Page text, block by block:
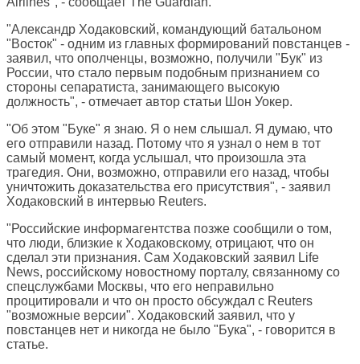
"Александр Ходаковский, командующий батальоном
"Восток" - одним из главных формирований повстанцев -
заявил, что ополченцы, возможно, получили "Бук" из
России, что стало первым подобным признанием со
стороны сепаратиста, занимающего высокую
должность", - отмечает автор статьи Шон Уокер.
"Об этом "Буке" я знаю. Я о нем слышал. Я думаю, что
его отправили назад. Потому что я узнал о нем в тот
самый момент, когда услышал, что произошла эта
трагедия. Они, возможно, отправили его назад, чтобы
уничтожить доказательства его присутствия", - заявил
Ходаковский в интервью Reuters.
"Российские информагентства позже сообщили о том,
что люди, близкие к Ходаковскому, отрицают, что он
сделал эти признания. Сам Ходаковский заявил Life
News, российскому новостному порталу, связанному со
спецслужбами Москвы, что его неправильно
процитировали и что он просто обсуждал с Reuters
"возможные версии". Ходаковский заявил, что у
повстанцев нет и никогда не было "Бука", - говорится в
статье.